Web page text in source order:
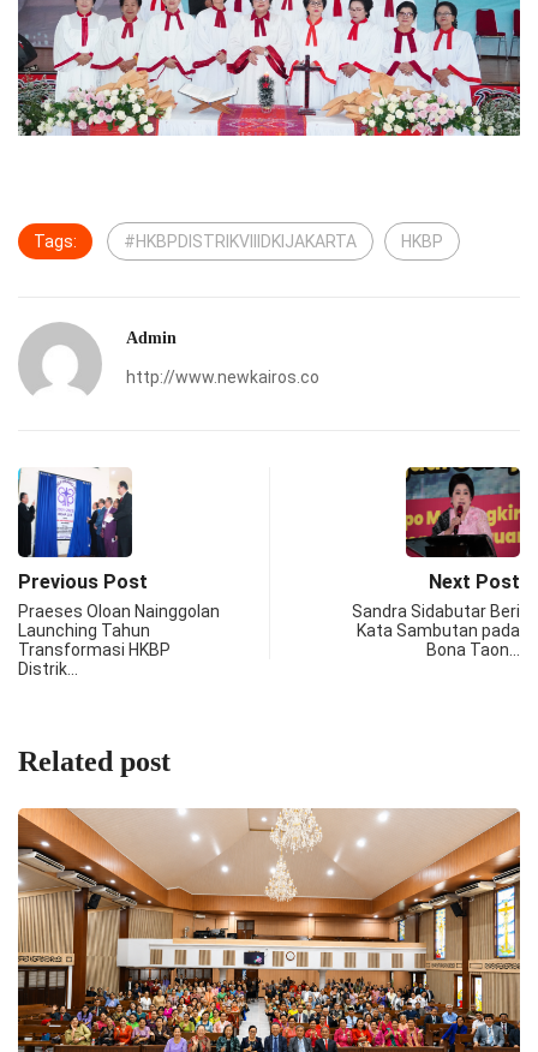
Tags: #HKBPDISTRIKVIIIDKIJAKARTA HKBP
Admin
http://www.newkairos.co
Previous Post
Praeses Oloan Nainggolan
Launching Tahun
Transformasi HKBP
Distrik…
Next Post
Sandra Sidabutar Beri
Kata Sambutan pada
Bona Taon…
Related post